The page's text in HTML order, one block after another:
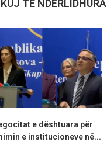
TË NDËRLIDHURA
e dështuara për
e institucioneve në...